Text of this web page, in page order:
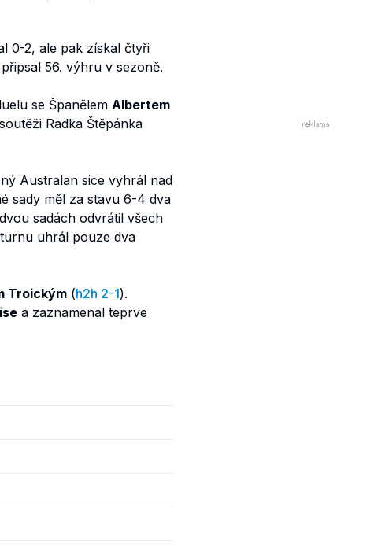
0-2, ale pak získal čtyři
56. výhru v sezoně.
se Španělem Albertem
Radka Štěpánka
Australan sice vyhrál nad
sady měl za stavu 6-4 dva
sadách odvrátil všech
uhrál pouze dva
Troickým (h2h 2-1).
a zaznamenal teprve